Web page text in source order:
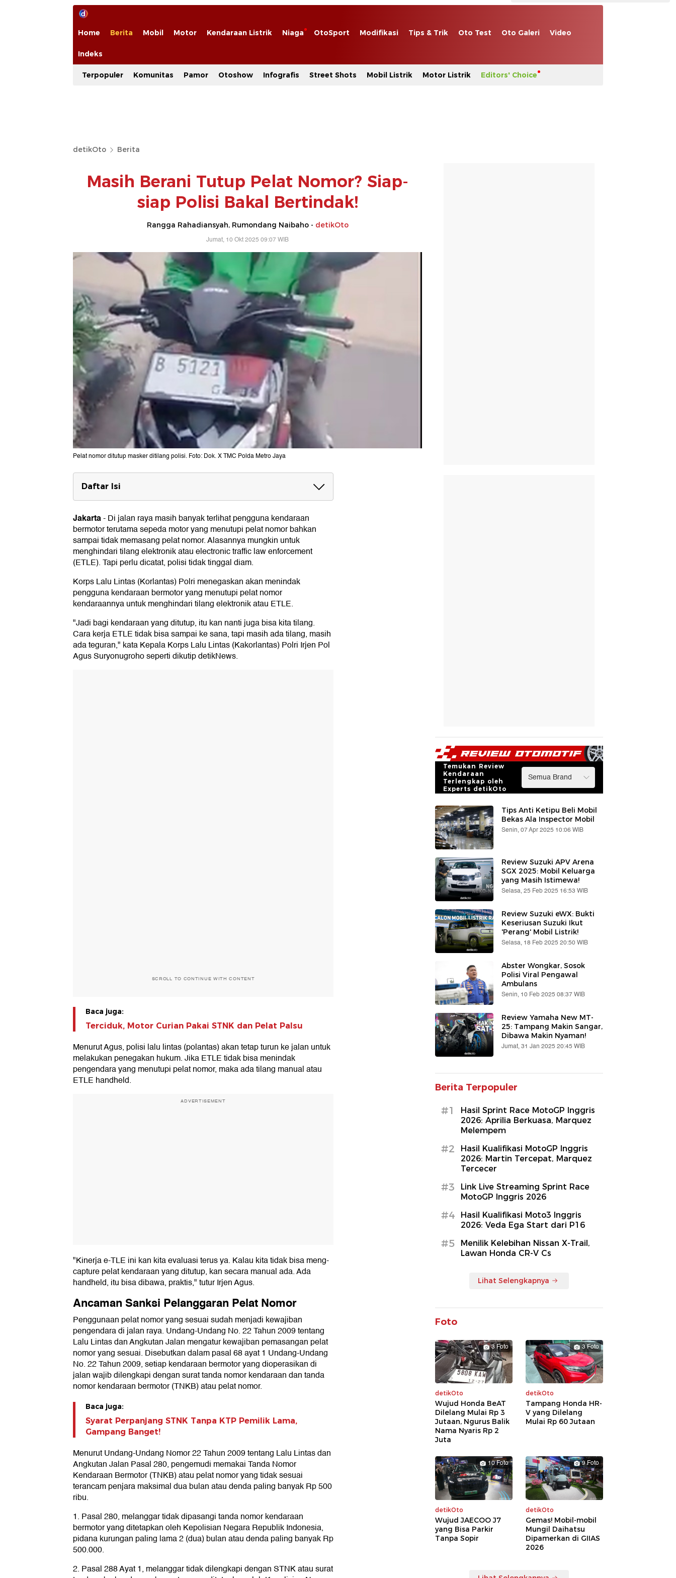
Home Berita Mobil Motor Kendaraan Listrik Niaga OtoSport Modifikasi Tips & Trik Oto Test Oto Galeri Video
Indeks
Terpopuler Komunitas Pamor Otoshow Infografis Street Shots Mobil Listrik Motor Listrik Editors' Choice
detikOto Berita
Masih Berani Tutup Pelat Nomor? Siap-
siap Polisi Bakal Bertindak!
Rangga Rahadiansyah, Rumondang Naibaho - detikOto
Jumat, 10 Okt 2025 09:07 WIB
Pelat nomor ditutup masker ditilang polisi. Foto: Dok. X TMC Polda Metro Jaya
Daftar Isi
Ancaman Sanksi Pelanggaran Pelat Nomor
Jakarta-Di jalan raya masih banyak terlihat pengguna kendaraan
bermotor terutama sepeda motor yang menutupi pelat nomor bahkan
sampai tidak memasang pelat nomor. Alasannya mungkin untuk
menghindari tilang elektronik atau electronic traffic law enforcement
(ETLE). Tapi perlu dicatat, polisi tidak tinggal diam.
Korps Lalu Lintas (Korlantas) Polri menegaskan akan menindak
pengguna kendaraan bermotor yang menutupi pelat nomor
kendaraannya untuk menghindari tilang elektronik atau ETLE.
"Jadi bagi kendaraan yang ditutup, itu kan nanti juga bisa kita tilang.
Cara kerja ETLE tidak bisa sampai ke sana, tapi masih ada tilang, masih
ada teguran," kata Kepala Korps Lalu Lintas (Kakorlantas) Polri Irjen Pol
Agus Suryonugroho seperti dikutip detikNews.
SCROLL TO CONTINUE WITH CONTENT
Baca juga:
Terciduk, Motor Curian Pakai STNK dan Pelat Palsu
Menurut Agus, polisi lalu lintas (polantas) akan tetap turun ke jalan untuk
melakukan penegakan hukum. Jika ETLE tidak bisa menindak
pengendara yang menutupi pelat nomor, maka ada tilang manual atau
ETLE handheld.
ADVERTISEMENT
"Kinerja e-TLE ini kan kita evaluasi terus ya. Kalau kita tidak bisa meng-
capture pelat kendaraan yang ditutup, kan secara manual ada. Ada
handheld, itu bisa dibawa, praktis," tutur Irjen Agus.
Ancaman Sanksi Pelanggaran Pelat Nomor
Penggunaan pelat nomor yang sesuai sudah menjadi kewajiban
pengendara di jalan raya. Undang-Undang No. 22 Tahun 2009 tentang
Lalu Lintas dan Angkutan Jalan mengatur kewajiban pemasangan pelat
nomor yang sesuai. Disebutkan dalam pasal 68 ayat 1 Undang-Undang
No. 22 Tahun 2009, setiap kendaraan bermotor yang dioperasikan di
jalan wajib dilengkapi dengan surat tanda nomor kendaraan dan tanda
nomor kendaraan bermotor (TNKB) atau pelat nomor.
Baca juga:
Syarat Perpanjang STNK Tanpa KTP Pemilik Lama,
Gampang Banget!
Menurut Undang-Undang Nomor 22 Tahun 2009 tentang Lalu Lintas dan
Angkutan Jalan Pasal 280, pengemudi memakai Tanda Nomor
Kendaraan Bermotor (TNKB) atau pelat nomor yang tidak sesuai
terancam penjara maksimal dua bulan atau denda paling banyak Rp 500
ribu.
1. Pasal 280, melanggar tidak dipasangi tanda nomor kendaraan
bermotor yang ditetapkan oleh Kepolisian Negara Republik Indonesia,
pidana kurungan paling lama 2 (dua) bulan atau denda paling banyak Rp
500.000.
2. Pasal 288 Ayat 1, melanggar tidak dilengkapi dengan STNK atau surat
Temukan Review
Kendaraan
Terlengkap oleh
Experts detikOto
Tips Anti Ketipu Beli Mobil
Bekas Ala Inspector Mobil
Senin, 07 Apr 2025 10:06 WIB
Review Suzuki APV Arena
SGX 2025: Mobil Keluarga
yang Masih Istimewa!
Selasa, 25 Feb 2025 16:53 WIB
Review Suzuki eWX: Bukti
Keseriusan Suzuki Ikut
'Perang' Mobil Listrik!
Selasa, 18 Feb 2025 20:50 WIB
Abster Wongkar, Sosok
Polisi Viral Pengawal
Ambulans
Senin, 10 Feb 2025 08:37 WIB
Review Yamaha New MT-
25: Tampang Makin Sangar,
Dibawa Makin Nyaman!
Jumat, 31 Jan 2025 20:45 WIB
Berita Terpopuler
#1
Hasil Sprint Race MotoGP Inggris
2026: Aprilia Berkuasa, Marquez
Melempem
#2
Hasil Kualifikasi MotoGP Inggris
2026: Martin Tercepat, Marquez
Tercecer
#3
Link Live Streaming Sprint Race
MotoGP Inggris 2026
#4
Hasil Kualifikasi Moto3 Inggris
2026: Veda Ega Start dari P16
#5
Menilik Kelebihan Nissan X-Trail,
Lawan Honda CR-V Cs
Lihat Selengkapnya
Foto
3 Foto
detikOto
Wujud Honda BeAT
Dilelang Mulai Rp 3
Jutaan, Ngurus Balik
Nama Nyaris Rp 2
Juta
3 Foto
detikOto
Tampang Honda HR-
V yang Dilelang
Mulai Rp 60 Jutaan
10 Foto
detikOto
Wujud JAECOO J7
yang Bisa Parkir
Tanpa Sopir
9 Foto
detikOto
Gemas! Mobil-mobil
Mungil Daihatsu
Dipamerkan di GIIAS
2026